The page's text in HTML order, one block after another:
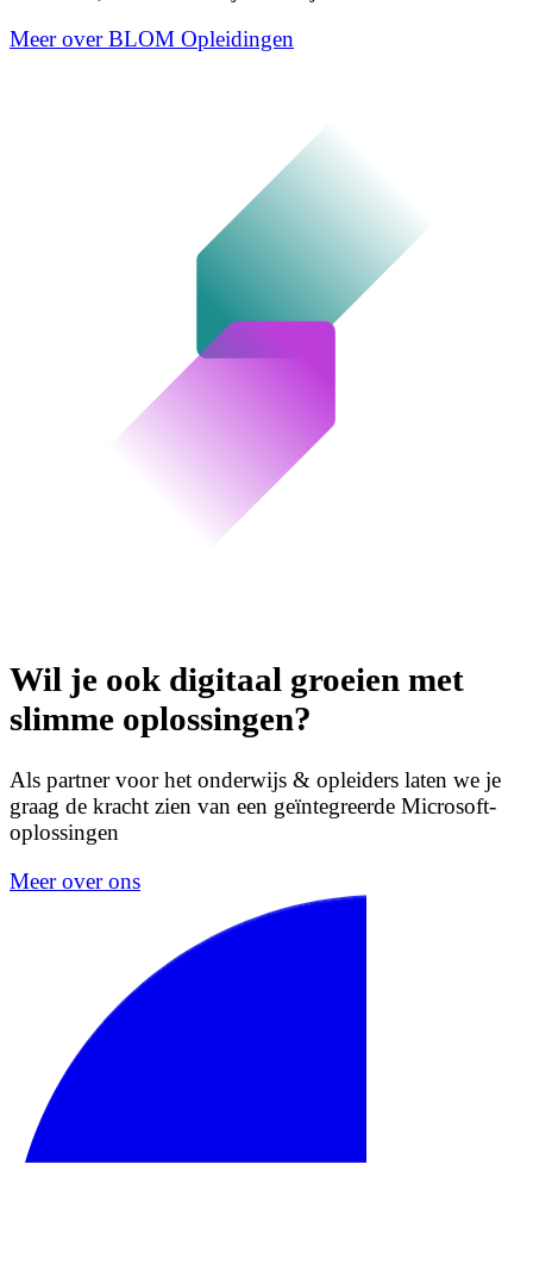
Meer over BLOM Opleidingen
Wil je ook digitaal groeien met
slimme oplossingen?
Als partner voor het onderwijs & opleiders laten we je
graag de kracht zien van een geïntegreerde Microsoft-
oplossingen
Meer over ons